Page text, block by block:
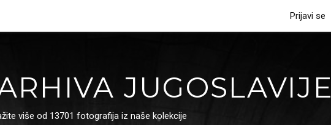
Prijavi se
JUGOSLAVIJE
više od 13701 fotografija iz naše kolekcije